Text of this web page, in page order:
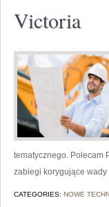
Victoria
tematycznego. Polecam
zabiegi korygujące wady
CATEGORIES: NOWE